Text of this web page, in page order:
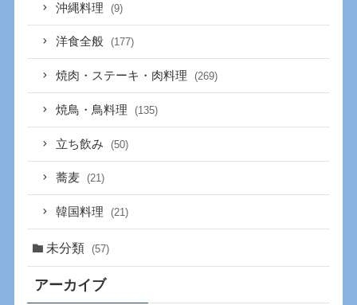
沖縄料理 (9)
洋食全般 (177)
焼肉・ステーキ・肉料理 (269)
焼鳥・鳥料理 (135)
立ち飲み (50)
蕎麦 (21)
韓国料理 (21)
未分類 (57)
アーカイブ